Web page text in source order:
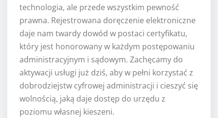
technologia, ale przede wszystkim pewność
prawna. Rejestrowana doręczenie elektroniczne
daje nam twardy dowód w postaci certyfikatu,
który jest honorowany w każdym postępowaniu
administracyjnym i sądowym. Zachęcamy do
aktywacji usługi już dziś, aby w pełni korzystać z
dobrodziejstw cyfrowej administracji i cieszyć się
wolnością, jaką daje dostęp do urzędu z
poziomu własnej kieszeni.